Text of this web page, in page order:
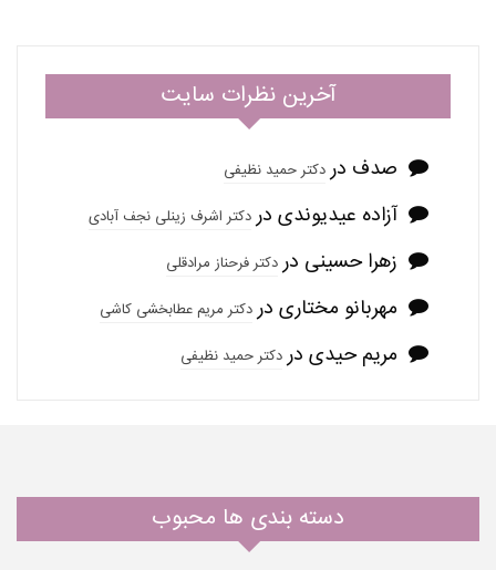
آخرین نظرات سایت
صدف دردکتر حمید نظیفی
آزاده عیدیوندی دردکتر اشرف زینلی نجف آبادی
زهرا حسینی دردکتر فرحناز مرادقلی
مهربانو مختاری دردکتر مریم عطابخشی کاشی
مریم حیدی دردکتر حمید نظیفی
دسته بندی ها محبوب